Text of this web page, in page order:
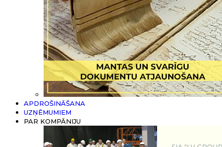
APDROŠINĀŠANA
UZŅĒMUMIEM
PAR KOMPĀNIJU